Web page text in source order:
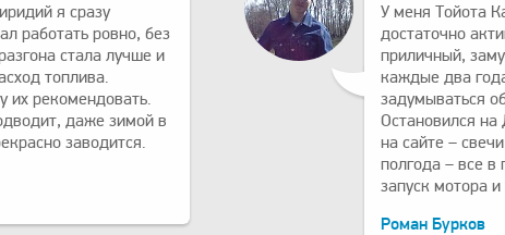
я сразу
работать ровно, без
стала лучше и
топлива.
их рекомендовать.
даже зимой в
заводится.
У меня Тойота
достаточно
приличный,
каждые два
задумываться
Остановился на
на сайте –
полгода – все в
запуск мотора
Роман Бурков